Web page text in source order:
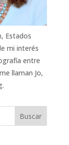
Estados
mi interés
entre
llaman Jo,